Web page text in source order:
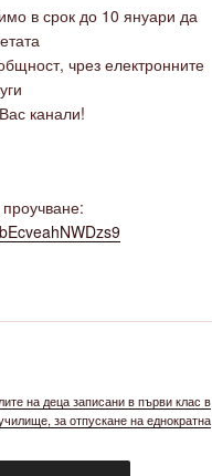
в срок до 10 януари да
чрез електронните
канали!
на деца записани в първи клас в
за отпускане на еднократна